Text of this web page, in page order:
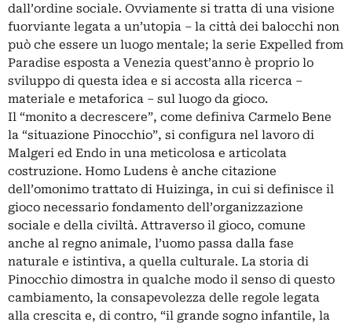
dall’ordine sociale. Ovviamente si tratta di una visione
fuorviante legata a un’utopia – la città dei balocchi non
può che essere un luogo mentale; la serie Expelled from
Paradise esposta a Venezia quest’anno è proprio lo
sviluppo di questa idea e si accosta alla ricerca –
materiale e metaforica – sul luogo da gioco.
Il “monito a decrescere”, come definiva Carmelo Bene
la “situazione Pinocchio”, si configura nel lavoro di
Malgeri ed Endo in una meticolosa e articolata
costruzione. Homo Ludens è anche citazione
dell’omonimo trattato di Huizinga, in cui si definisce il
gioco necessario fondamento dell’organizzazione
sociale e della civiltà. Attraverso il gioco, comune
anche al regno animale, l’uomo passa dalla fase
naturale e istintiva, a quella culturale. La storia di
Pinocchio dimostra in qualche modo il senso di questo
cambiamento, la consapevolezza delle regole legata
alla crescita e, di contro, “il grande sogno infantile, la